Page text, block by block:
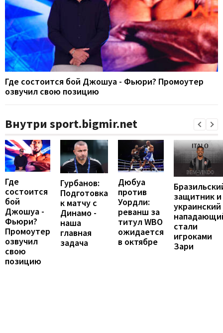
Где состоится бой Джошуа - Фьюри? Промоутер
озвучил свою позицию
Внутри sport.bigmir.net
Где
состоится
бой
Джошуа -
Фьюри?
Промоутер
озвучил
свою
позицию
Гурбанов:
Подготовка
к матчу с
Динамо -
наша
главная
задача
Дюбуа
против
Уордли:
реванш за
титул WBO
ожидается
в октябре
защитник и
украинский
стали
игроками
Зари